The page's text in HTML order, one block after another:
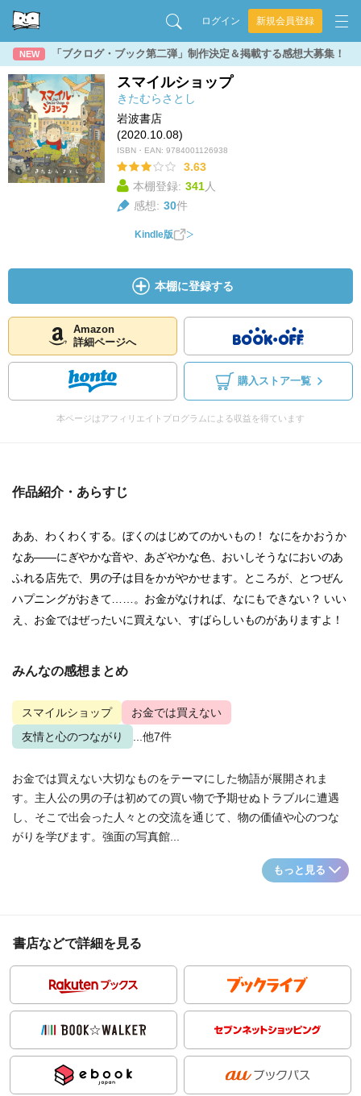
ログイン 新規会員登録
NEW 「ブクログ・ブック第二弾」制作決定＆掲載する感想大募集！
スマイルショップ
きたむらさとし
岩波書店
(2020.10.08)
ISBN・EAN: 9784001126938
3.63
本棚登録: 341人
感想: 30件
Kindle版
本棚に登録する
Amazon
詳細ページへ
購入ストア一覧
本ページはアフィリエイトプログラムによる収益を得ています
作品紹介・あらすじ
ああ、わくわくする。ぼくのはじめてのかいもの！ なにをかおうか
なあ——にぎやかな音や、あざやかな色、おいしそうなにおいのあ
ふれる店先で、男の子は目をかがやかせます。ところが、とつぜん
ハプニングがおきて……。お金がなければ、なにもできない？ いい
え、お金ではぜったいに買えない、すばらしいものがありますよ！
みんなの感想まとめ
スマイルショップ
お金では買えない
友情と心のつながり
...他7件
お金では買えない大切なものをテーマにした物語が展開されま
す。主人公の男の子は初めての買い物で予期せぬトラブルに遭遇
し、そこで出会った人々との交流を通じて、物の価値や心のつな
がりを学びます。強面の写真館...
もっと見る
書店などで詳細を見る